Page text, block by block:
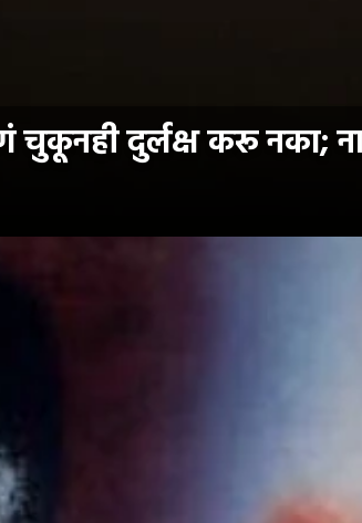
दुर्लक्ष करू नका;